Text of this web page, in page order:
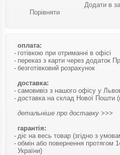
Порівняти
Додати в
оплата:
готівкою при отриманні в офісі
переказ з карти через додаток
безготівковий розрахунок
доставка:
самовивіз з нашого офісу у
доставка на склад Нової Пошти
детальніше про доставку >>>
гарантія:
діє на весь товар (згідно з
обмін або повернення протягом
України)